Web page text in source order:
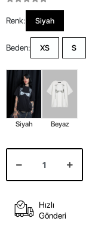
Renk: Siyah
Beden: XS S
Siyah Beyaz
Hızlı
Gönderi